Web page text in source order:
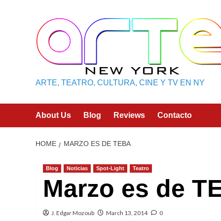
ARTE, TEATRO, CULTURA, CINE Y TV EN NY
About Us Blog Reviews Contacto
HOME MARZO ES DE TEBA
Blog Noticias Spot-Light Teatro
Marzo es de
J. Edgar Mozoub March 13, 2014 0